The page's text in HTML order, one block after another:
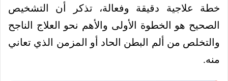
خطة علاجية دقيقة وفعالة، تذكر أن التشخيص
الصحيح هو الخطوة الأولى والأهم نحو العلاج الناجح
والتخلص من ألم البطن الحاد أو المزمن الذي تعاني
منه.